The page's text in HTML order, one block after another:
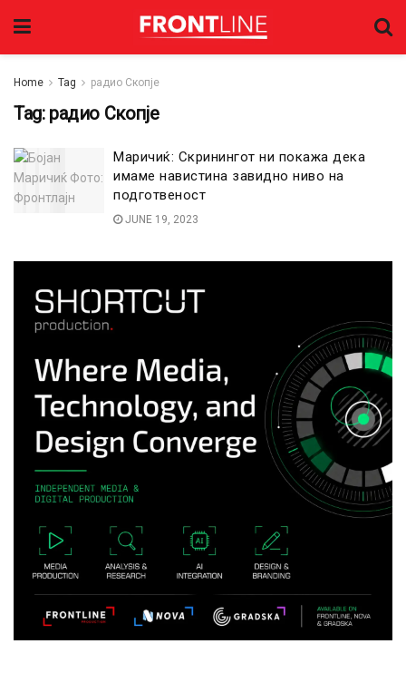
Home Tag радио Скопје
Tag: радио Скопје
Маричиќ: Скринингот ни покажа дека
имаме навистина завидно ниво на
подготвеност
JUNE 19, 2023